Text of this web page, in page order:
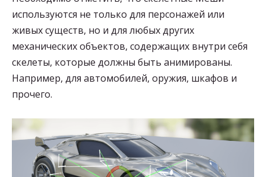
используются не только для персонажей или
живых существ, но и для любых других
механических объектов, содержащих внутри себя
скелеты, которые должны быть анимированы.
Например, для автомобилей, оружия, шкафов и
прочего.